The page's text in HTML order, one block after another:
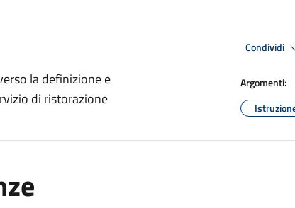
la definizione e
di ristorazione
Condividi
Argomenti: